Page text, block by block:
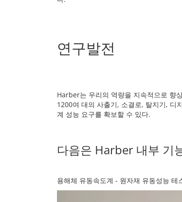
연구발전
Harber는 우리의 역량을 지속적으로 향
1200여 대의 사출기, 소결로, 탈지기, 디
계 성능 요구를 확보할 수 있다.
다음은 Harber 내부 기
용해체 유동속도계 - 원자재 유동성능 테